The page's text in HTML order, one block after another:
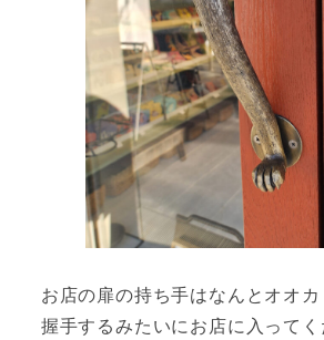
お店の扉の持ち手はなんとオオカ
握手するみたいにお店に入ってく